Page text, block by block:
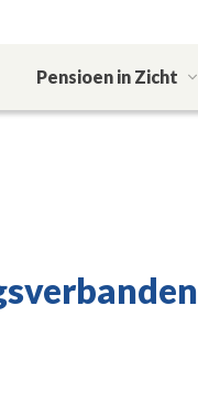
Pensioen in Zicht